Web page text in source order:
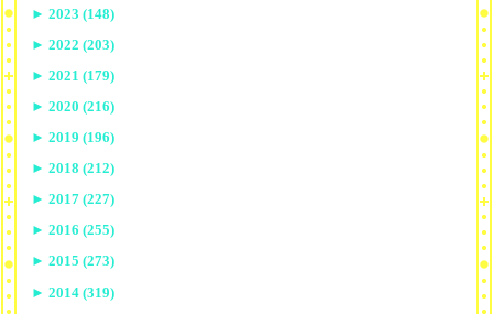
► 2023 (148)
► 2022 (203)
► 2021 (179)
► 2020 (216)
► 2019 (196)
► 2018 (212)
► 2017 (227)
► 2016 (255)
► 2015 (273)
► 2014 (319)